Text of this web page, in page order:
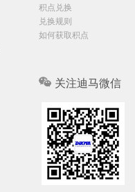
积点兑换
兑换规则
如何获取积点
关注迪马微信